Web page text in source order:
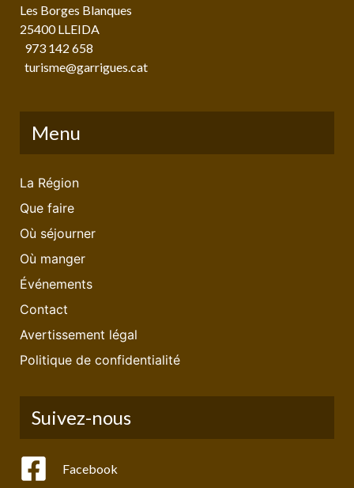
Les Borges Blanques
25400 LLEIDA
973 142 658
turisme@garrigues.cat
Menu
La Région
Que faire
Où séjourner
Où manger
Événements
Contact
Avertissement légal
Politique de confidentialité
Suivez-nous
Facebook